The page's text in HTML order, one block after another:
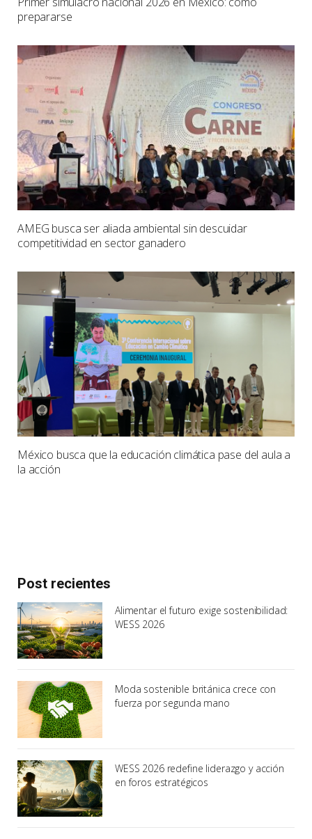
prepararse
AMEG busca ser aliada ambiental sin descuidar
competitividad en sector ganadero
México busca que la educación climática pase del aula a
la acción
Post recientes
Alimentar el futuro exige sostenibilidad:
WESS 2026
Moda sostenible británica crece con
fuerza por segunda mano
WESS 2026 redefine liderazgo y acción
en foros estratégicos